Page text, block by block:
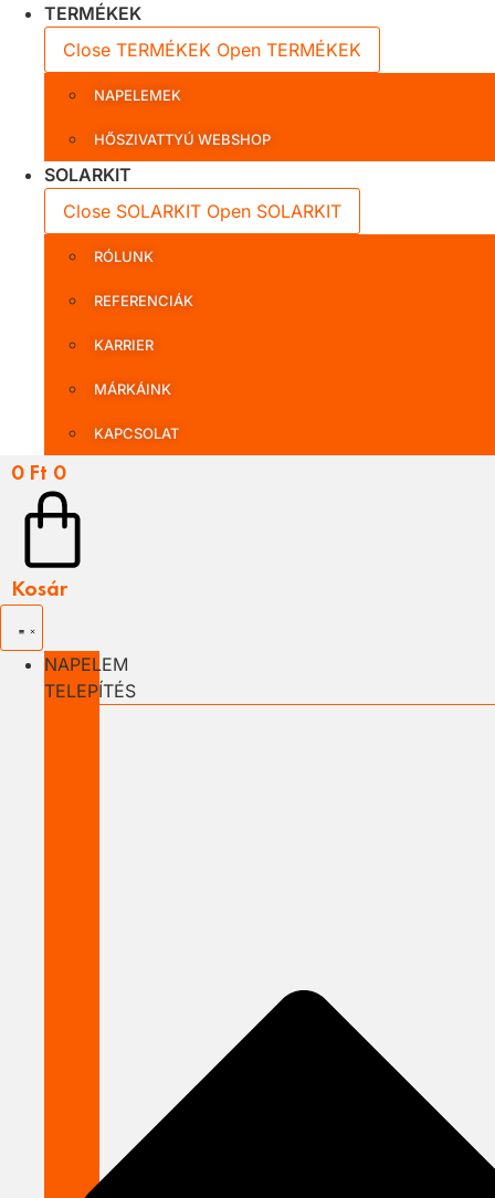
TERMÉKEK
Close TERMÉKEK Open TERMÉKEK
NAPELEMEK
HŐSZIVATTYÚ WEBSHOP
SOLARKIT
Close SOLARKIT Open SOLARKIT
RÓLUNK
REFERENCIÁK
KARRIER
MÁRKÁINK
KAPCSOLAT
0 Ft 0
Kosár
NAPELEM
TELEPÍTÉS